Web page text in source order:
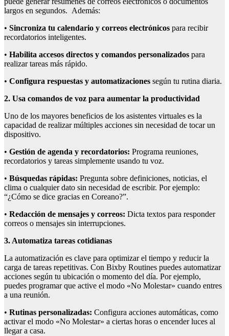
largos en segundos. Además:
• Sincroniza tu calendario y correos electrónicos para recibir
recordatorios inteligentes.
• Habilita accesos directos y comandos personalizados para
realizar tareas más rápido.
• Configura respuestas y automatizaciones según tu rutina diaria.
2. Usa comandos de voz para aumentar la productividad
Uno de los mayores beneficios de los asistentes virtuales es la
capacidad de realizar múltiples acciones sin necesidad de tocar un
dispositivo.
• Gestión de agenda y recordatorios: Programa reuniones,
recordatorios y tareas simplemente usando tu voz.
• Búsquedas rápidas: Pregunta sobre definiciones, noticias, el
clima o cualquier dato sin necesidad de escribir. Por ejemplo:
“¿Cómo se dice gracias en Coreano?”.
• Redacción de mensajes y correos: Dicta textos para responder
correos o mensajes sin interrupciones.
3. Automatiza tareas cotidianas
La automatización es clave para optimizar el tiempo y reducir la
carga de tareas repetitivas. Con Bixby Routines puedes automatizar
acciones según tu ubicación o momento del día. Por ejemplo,
puedes programar que active el modo «No Molestar» cuando entres
a una reunión.
• Rutinas personalizadas: Configura acciones automáticas, como
activar el modo «No Molestar» a ciertas horas o encender luces al
llegar a casa.